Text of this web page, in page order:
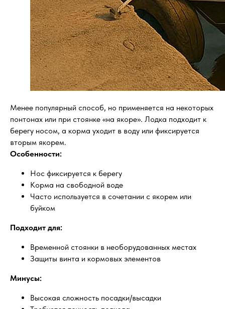
Менее популярный способ, но применяется на некоторых
понтонах или при стоянке «на якоре». Лодка подходит к
берегу носом, а корма уходит в воду или фиксируется
вторым якорем.
Особенности:
Нос фиксируется к берегу
Корма на свободной воде
Часто используется в сочетании с якорем или
буйком
Подходит для:
Временной стоянки в необорудованных местах
Защиты винта и кормовых элементов
Минусы:
Высокая сложность посадки/высадки